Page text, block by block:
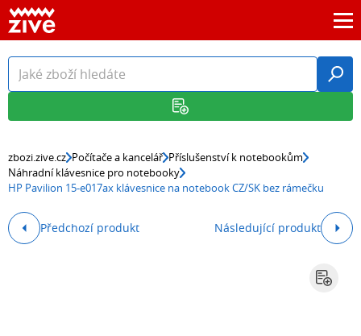
zbozi.zive.cz Počítače a kancelář Příslušenství k notebookům
Náhradní klávesnice pro notebooky
HP Pavilion 15-e017ax klávesnice na notebook CZ/SK bez rámečku
Předchozí produkt Následující produkt